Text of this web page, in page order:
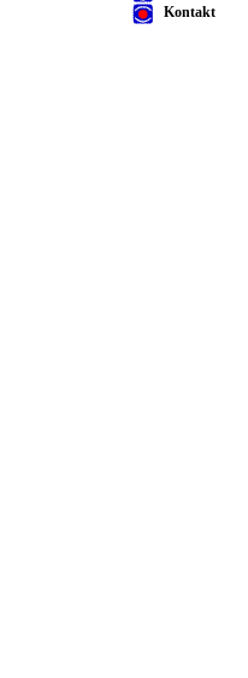
Kontakt